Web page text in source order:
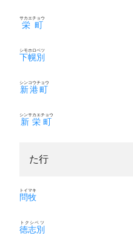
栄町
サカエチョウ
下幌別
シモホロベツ
新港町
シンコウチョウ
新栄町
シンサカエチョウ
た行
問牧
トイマキ
徳志別
トクシベツ